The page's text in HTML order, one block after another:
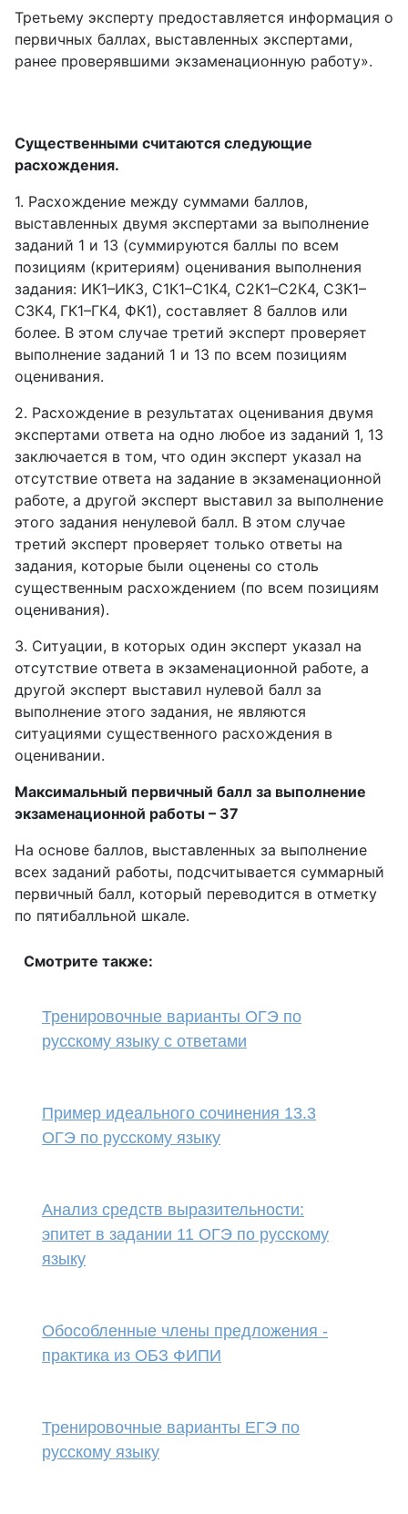
Третьему эксперту предоставляется информация о
первичных баллах, выставленных экспертами,
ранее проверявшими экзаменационную работу».
Существенными считаются следующие
расхождения.
1. Расхождение между суммами баллов,
выставленных двумя экспертами за выполнение
заданий 1 и 13 (суммируются баллы по всем
позициям (критериям) оценивания выполнения
задания: ИК1–ИК3, С1К1–С1К4, С2К1–С2К4, С3К1–
С3К4, ГК1–ГК4, ФК1), составляет 8 баллов или
более. В этом случае третий эксперт проверяет
выполнение заданий 1 и 13 по всем позициям
оценивания.
2. Расхождение в результатах оценивания двумя
экспертами ответа на одно любое из заданий 1, 13
заключается в том, что один эксперт указал на
отсутствие ответа на задание в экзаменационной
работе, а другой эксперт выставил за выполнение
этого задания ненулевой балл. В этом случае
третий эксперт проверяет только ответы на
задания, которые были оценены со столь
существенным расхождением (по всем позициям
оценивания).
3. Ситуации, в которых один эксперт указал на
отсутствие ответа в экзаменационной работе, а
другой эксперт выставил нулевой балл за
выполнение этого задания, не являются
ситуациями существенного расхождения в
оценивании.
Максимальный первичный балл за выполнение
экзаменационной работы – 37
На основе баллов, выставленных за выполнение
всех заданий работы, подсчитывается суммарный
первичный балл, который переводится в отметку
по пятибалльной шкале.
Смотрите также:
Тренировочные варианты ОГЭ по
русскому языку с ответами
Пример идеального сочинения 13.3
ОГЭ по русскому языку
Анализ средств выразительности:
эпитет в задании 11 ОГЭ по русскому
языку
Обособленные члены предложения -
практика из ОБЗ ФИПИ
Тренировочные варианты ЕГЭ по
русскому языку